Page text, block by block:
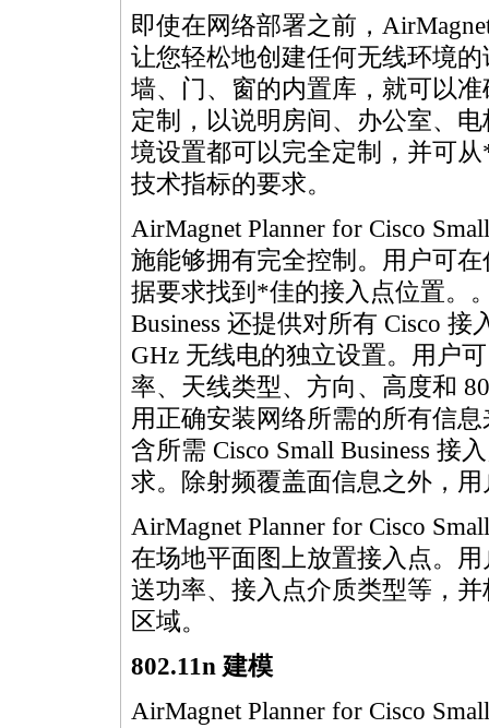
即使在网络部署之前，
让您轻松地创建任何无线环境
墙、门、窗的内置库，就可以
定制，以说明房间、办公室、
境设置都可以完全定制，并可从
技术指标的要求。
AirMagnet Planner for Cisco
施能够拥有完全控制。用户可
据要求找到 *佳的接入点位置。
Business 还提供对所有 Cisco
GHz 无线电的独立设置。用户
率、天线类型、方向、高度和
用正确安装网络所需的所有信
含所需 Cisco Small Business 接
求。除射频覆盖面信息之外，
AirMagnet Planner for Cisco
在场地平面图上放置接入点。
送功率、接入点介质类型等，
区域。
802.11n 建模
AirMagnet Planner for Cisco